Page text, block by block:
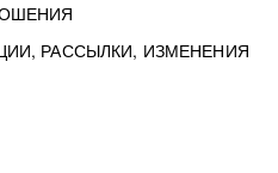
РАССЫЛКИ, ИЗМЕНЕНИЯ